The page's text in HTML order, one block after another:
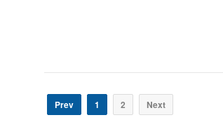
Prev 1 2 Next